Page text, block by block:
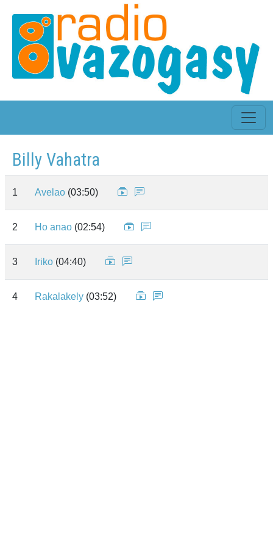
Billy Vahatra
1 Avelao (03:50)
2 Ho anao (02:54)
3 Iriko (04:40)
4 Rakalakely (03:52)